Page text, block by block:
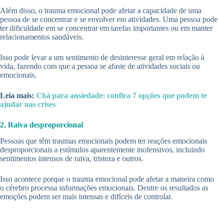
Além disso, o trauma emocional pode afetar a capacidade de uma
pessoa de se concentrar e se envolver em atividades. Uma pessoa pode
ter dificuldade em se concentrar em tarefas importantes ou em manter
relacionamentos saudáveis.
Isso pode levar a um sentimento de desinteresse geral em relação à
vida, fazendo com que a pessoa se afaste de atividades sociais ou
emocionais.
Leia mais: Chá para ansiedade: confira 7 opções que podem te
ajudar nas crises
2. Raiva desproporcional
Pessoas que têm traumas emocionais podem ter reações emocionais
desproporcionais a estímulos aparentemente inofensivos, incluindo
sentimentos intensos de raiva, tristeza e outros.
Isso acontece porque o trauma emocional pode afetar a maneira como
o cérebro processa informações emocionais. Dentre os resultados as
emoções podem ser mais intensas e difíceis de controlar.